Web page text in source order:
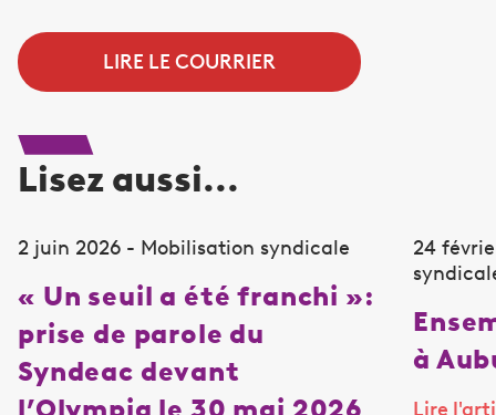
LIRE LE COURRIER
Lisez aussi...
2 juin 2026 - Mobilisation syndicale
« Un seuil a été franchi »:
prise de parole du
Syndeac devant
l’Olympia le 30 mai 2026
24
à
Lire